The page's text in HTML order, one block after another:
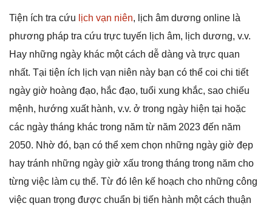
Tiện ích tra cứu lịch vạn niên, lịch âm dương online là
phương pháp tra cứu trực tuyến lịch âm, lịch dương, v.v.
Hay những ngày khác một cách dễ dàng và trực quan
nhất. Tại tiện ích lịch vạn niên này bạn có thể coi chi tiết
ngày giờ hoàng đạo, hắc đạo, tuổi xung khắc, sao chiếu
mệnh, hướng xuất hành, v.v. ở trong ngày hiện tại hoặc
các ngày tháng khác trong năm từ năm 2023 đến năm
2050. Nhờ đó, bạn có thể xem chọn những ngày giờ đẹp
hay tránh những ngày giờ xấu trong tháng trong năm cho
từng việc làm cụ thể. Từ đó lên kế hoạch cho những công
việc quan trọng được chuẩn bị tiến hành một cách thuận